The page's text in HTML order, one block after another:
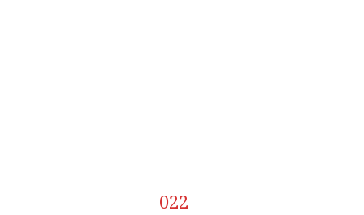
022